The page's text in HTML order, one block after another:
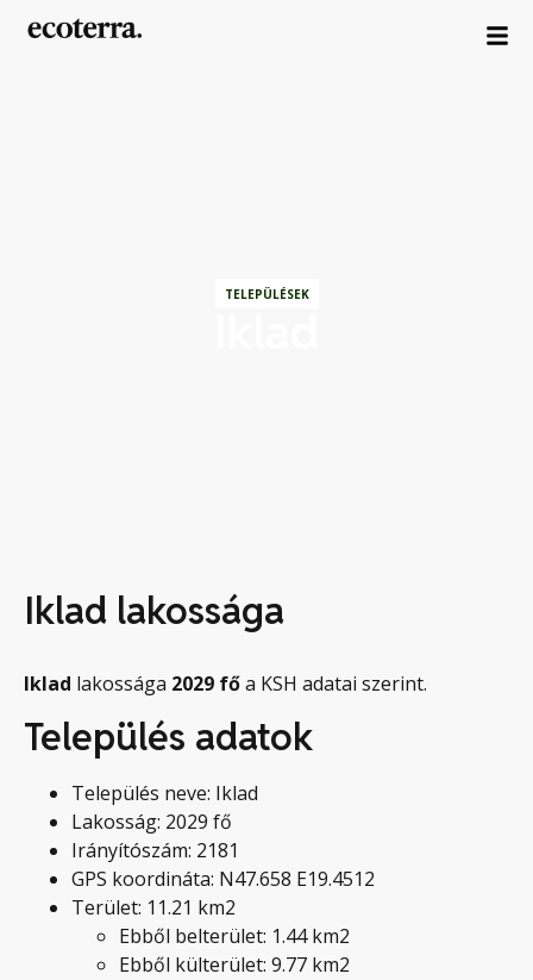
TELEPÜLÉSEK
Iklad lakossága
Iklad lakossága 2029 főa KSH adatai szerint.
Település adatok
Település neve: Iklad
Lakosság: 2029 fő
Irányítószám: 2181
GPS koordináta: N47.658 E19.4512
Terület: 11.21 km2
Ebből belterület: 1.44 km2
Ebből külterület: 9.77 km2